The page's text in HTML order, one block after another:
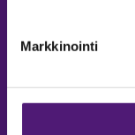
Markkinointi